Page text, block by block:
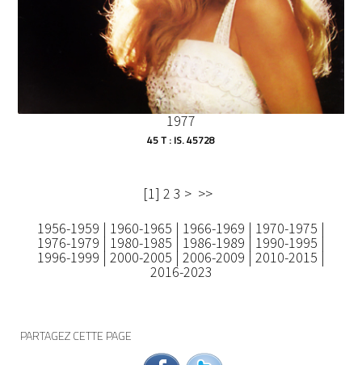
1977
45 T : IS. 45728
[1] 2 3 > >>
1956-1959 | 1960-1965 | 1966-1969 | 1970-1975 |
1976-1979 1980-1985 1986-1989 1990-1995
1996-1999 2000-2005 2006-2009 2010-2015
2016-2023
PARTAGEZ CETTE PAGE